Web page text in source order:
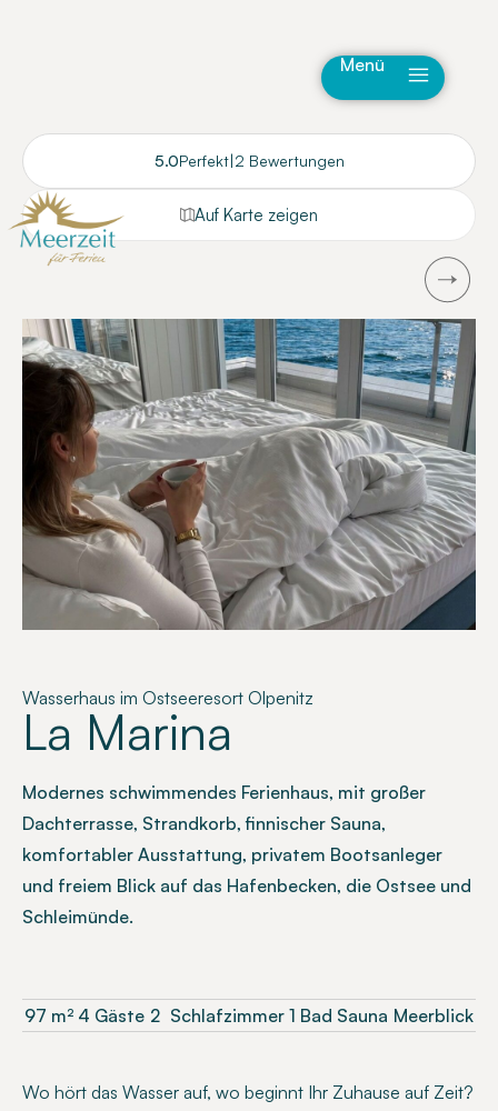
Menü
5.0Perfekt|2 Bewertungen
Auf Karte zeigen
Next
Wasserhaus im Ostseeresort Olpenitz
La Marina
Modernes schwimmendes Ferienhaus, mit großer
Dachterrasse, Strandkorb, finnischer Sauna,
komfortabler Ausstattung, privatem Bootsanleger
und freiem Blick auf das Hafenbecken, die Ostsee und
Schleimünde.
97 m² 4 Gäste 2 Schlafzimmer 1 Bad Sauna Meerblick
Wo hört das Wasser auf, wo beginnt Ihr Zuhause auf Zeit?